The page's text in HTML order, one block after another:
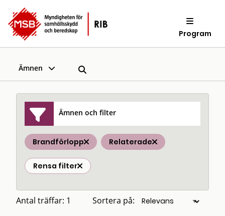
Program
Ämnen
Ämnen och filter
Brandförlopp Relaterade
Rensa filter
Antal träffar: 1 Sortera på: